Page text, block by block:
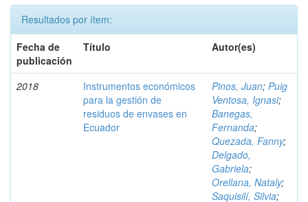
Resultados por ítem:
Fecha de
publicación
Título Autor(es)
2018
Instrumentos económicos
para la gestión de
residuos de envases en
Ecuador
Pinos, Juan; Puig
Ventosa, Ignasi;
Banegas,
Fernanda;
Quezada, Fanny;
Delgado,
Gabriela;
Orellana, Nataly;
Saquisilí, Silvia;